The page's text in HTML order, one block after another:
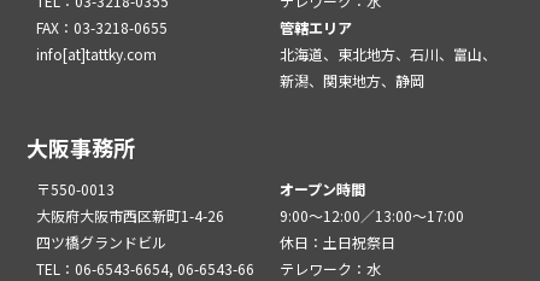
FAX：03-3218-0655
info[at]tattky.com
管轄エリア
北海道、東北地方、石川、富山、
新潟、関東地方、静岡
大阪事務所
〒550-0013
大阪府大阪市西区新町1-4-26
四ツ橋グランドビル
TEL：06-6543-6654, 06-6543-66
オープン時間
9:00～12:00／13:00～17:00
休日：土日祝祭日
テレワーク：水